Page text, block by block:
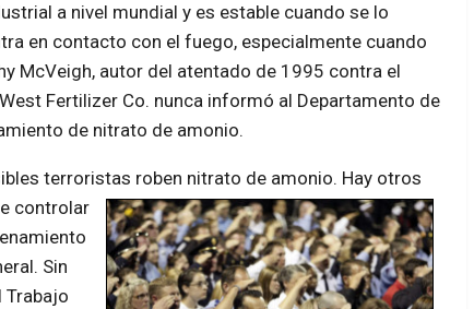
a nivel mundial y es estable cuando se lo
en contacto con el fuego, especialmente cuando
McVeigh, autor del atentado de 1995 contra el
Fertilizer Co. nunca informó al Departamento de
de nitrato de amonio.
terroristas roben nitrato de amonio. Hay otros
controlar
Sin
Trabajo